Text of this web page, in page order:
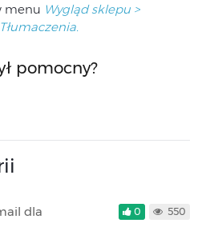
menu Wygląd sklepu >
Tłumaczenia.
pomocny?
dla
0 550